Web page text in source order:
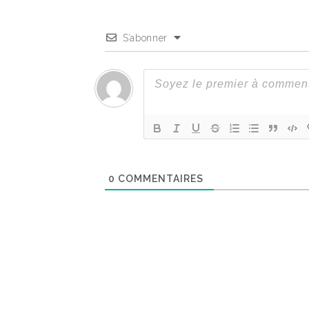
S’abonner
0 COMMENTAIRES